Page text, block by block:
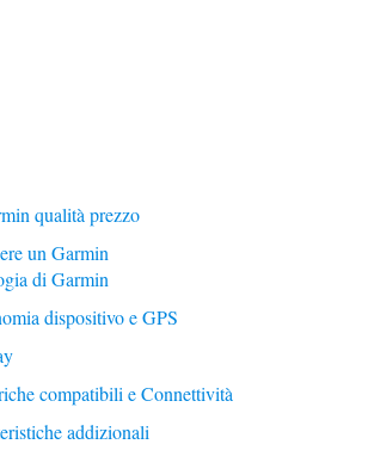
qualità prezzo
un Garmin
di Garmin
dispositivo e GPS
compatibili e Connettività
addizionali